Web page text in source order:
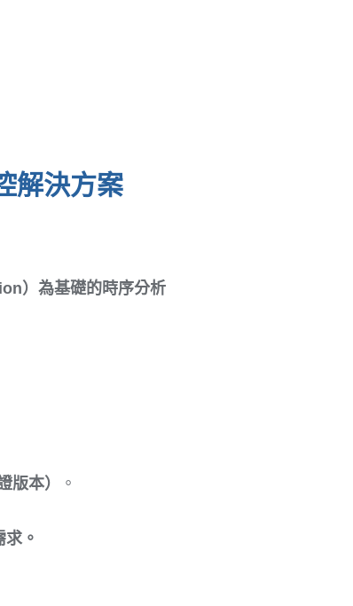
解決方案
）為基礎的時序分析
本） 。
。